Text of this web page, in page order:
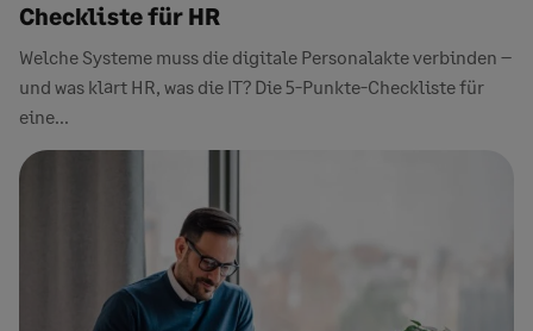
Checkliste für HR
Welche Systeme muss die digitale Personalakte verbinden –
und was klärt HR, was die IT? Die 5-Punkte-Checkliste für
eine...